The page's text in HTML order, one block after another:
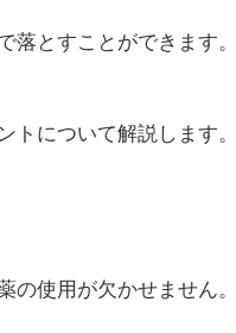
とすことができます。
について解説します。
使用が欠かせません。